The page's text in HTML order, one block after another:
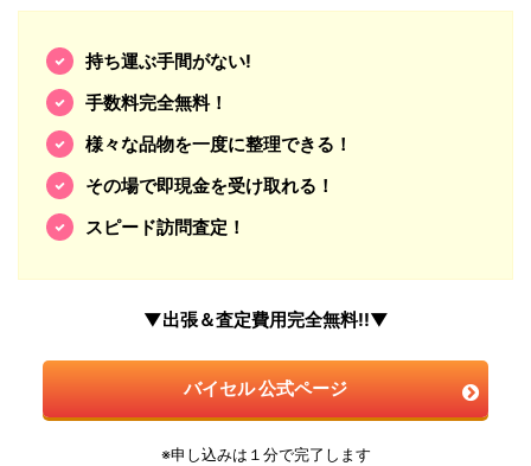
持ち運ぶ手間がない!
手数料完全無料！
様々な品物を一度に整理できる！
その場で即現金を受け取れる！
スピード訪問査定！
▼出張＆査定費用完全無料!!▼
バイセル 公式ページ
※申し込みは１分で完了します